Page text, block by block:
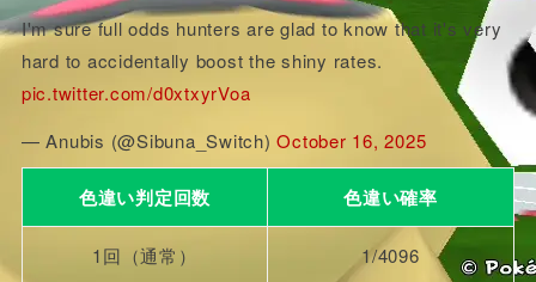
I'm sure full odds hunters are glad to know that it's very
hard to accidentally boost the shiny rates.
pic.twitter.com/d0xtxyrVoa
— Anubis (@Sibuna_Switch)October 16, 2025
色違い判定回数 色違い確率
1回（通常） 1/4096